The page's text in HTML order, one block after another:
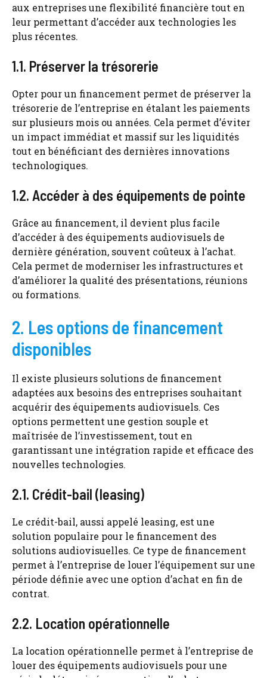
aux entreprises une flexibilité financière tout en
leur permettant d’accéder aux technologies les
plus récentes.
1.1. Préserver la trésorerie
Opter pour un financement permet de préserver la
trésorerie de l’entreprise en étalant les paiements
sur plusieurs mois ou années. Cela permet d’éviter
un impact immédiat et massif sur les liquidités
tout en bénéficiant des dernières innovations
technologiques.
1.2. Accéder à des équipements de pointe
Grâce au financement, il devient plus facile
d’accéder à des équipements audiovisuels de
dernière génération, souvent coûteux à l’achat.
Cela permet de moderniser les infrastructures et
d’améliorer la qualité des présentations, réunions
ou formations.
2. Les options de financement
disponibles
Il existe plusieurs solutions de financement
adaptées aux besoins des entreprises souhaitant
acquérir des équipements audiovisuels. Ces
options permettent une gestion souple et
maîtrisée de l’investissement, tout en
garantissant une intégration rapide et efficace des
nouvelles technologies.
2.1. Crédit-bail (leasing)
Le crédit-bail, aussi appelé leasing, est une
solution populaire pour le financement des
solutions audiovisuelles. Ce type de financement
permet à l’entreprise de louer l’équipement sur une
période définie avec une option d’achat en fin de
contrat.
2.2. Location opérationnelle
La location opérationnelle permet à l’entreprise de
louer des équipements audiovisuels pour une